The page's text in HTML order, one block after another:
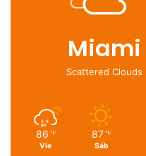
Miami
Scattered Clouds
86 ℉
Vie
87 ℉
Sáb